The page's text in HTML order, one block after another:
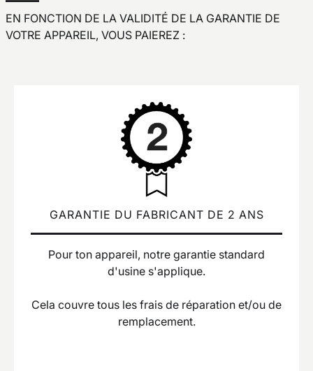
EN FONCTION DE LA VALIDITÉ DE LA GARANTIE DE
VOTRE APPAREIL, VOUS PAIEREZ :
GARANTIE DU FABRICANT DE 2 ANS
Pour ton appareil, notre garantie standard
d'usine s'applique.
Cela couvre tous les frais de réparation et/ou de
remplacement.